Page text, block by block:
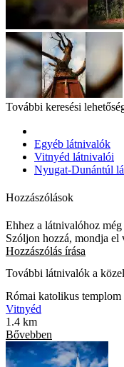
További keresési
Egyéb látnivalók
Vitnyéd látnivalói
Nyugat-Dunántúl
Hozzászólások
Ehhez a látnivalóhoz
Szóljon hozzá, mondja el
Hozzászólás írása
További látnivalók a
Római katolikus templom
Vitnyéd
1.4 km
Bővebben